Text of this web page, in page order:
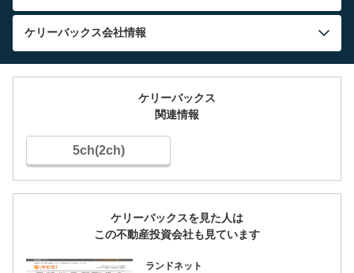
ケリーバックス会社情報
ケリーバックス
関連情報
5ch(2ch)
ケリーバックスを見た人は
この不動産投資会社も見ています
ランドネット